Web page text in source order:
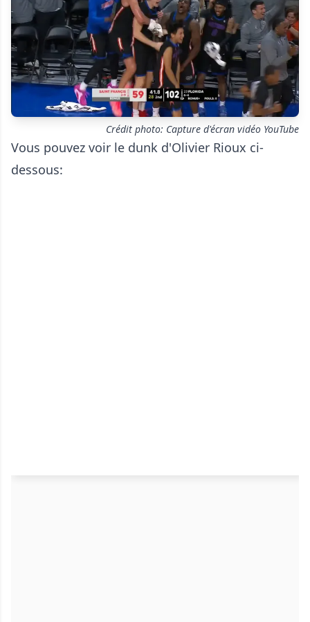
Crédit photo: Capture d'écran vidéo YouTube
Vous pouvez voir le dunk d'Olivier Rioux ci-
dessous: